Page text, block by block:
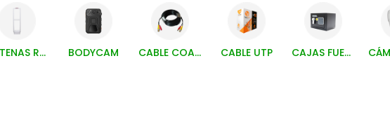
ANTENAS RETAIL Y ACCESORIOS BODYCAM CABLE COAXIAL CABLE UTP CAJAS FUERTES